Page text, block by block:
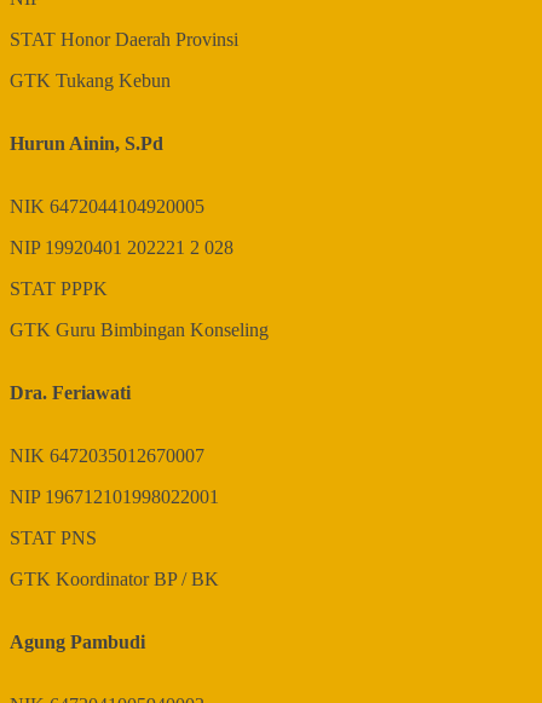
STAT Honor Daerah Provinsi
GTK Tukang Kebun
Hurun Ainin, S.Pd
NIK 6472044104920005
NIP 19920401 202221 2 028
STAT PPPK
GTK Guru Bimbingan Konseling
Dra. Feriawati
NIK 6472035012670007
NIP 196712101998022001
STAT PNS
GTK Koordinator BP / BK
Agung Pambudi